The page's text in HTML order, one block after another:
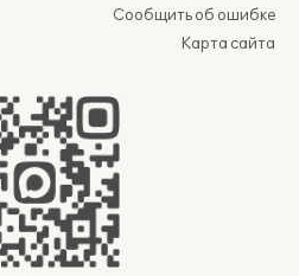
Сообщить об ошибке
Карта сайта